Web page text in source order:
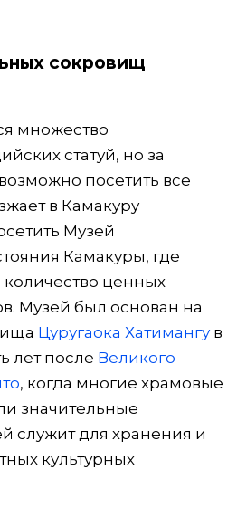
сокровищ
множество
статуй, но за
посетить все
в Камакуру
Музей
Камакуры, где
ценных
Музей был основан на
Цуругаока Хатимангув
лет после Великого
, когда многие храмовые
значительные
служит для хранения и
культурных